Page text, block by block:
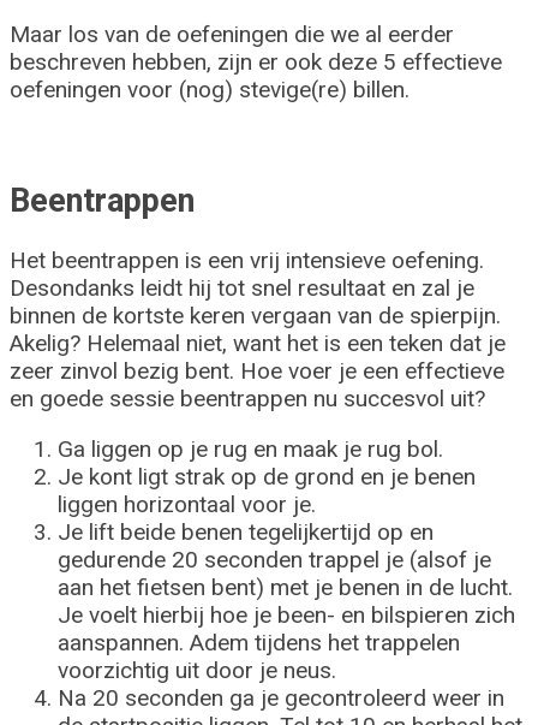
Maar los van de oefeningen die we al eerder
beschreven hebben, zijn er ook deze 5 effectieve
oefeningen voor (nog) stevige(re) billen.
Beentrappen
Het beentrappen is een vrij intensieve oefening.
Desondanks leidt hij tot snel resultaat en zal je
binnen de kortste keren vergaan van de spierpijn.
Akelig? Helemaal niet, want het is een teken dat je
zeer zinvol bezig bent. Hoe voer je een effectieve
en goede sessie beentrappen nu succesvol uit?
Ga liggen op je rug en maak je rug bol.
Je kont ligt strak op de grond en je benen
liggen horizontaal voor je.
Je lift beide benen tegelijkertijd op en
gedurende 20 seconden trappel je (alsof je
aan het fietsen bent) met je benen in de lucht.
Je voelt hierbij hoe je been- en bilspieren zich
aanspannen. Adem tijdens het trappelen
voorzichtig uit door je neus.
Na 20 seconden ga je gecontroleerd weer in